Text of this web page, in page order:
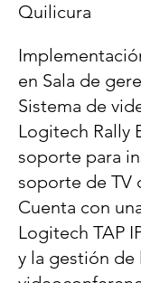
Quilicura
en Sala de
Sistema de
Logitech Rally
soporte para
soporte de TV
Cuenta con
Logitech TAP
y la gestión de